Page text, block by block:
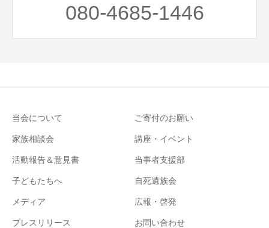
080-4685-1446
当会について ご寄付のお願い
家族相談会 講座・イベント
活動報告＆意見書 当事者支援部
子どもたちへ 自死遺族会
メディア 広報・啓発
プレスリリース お問い合わせ